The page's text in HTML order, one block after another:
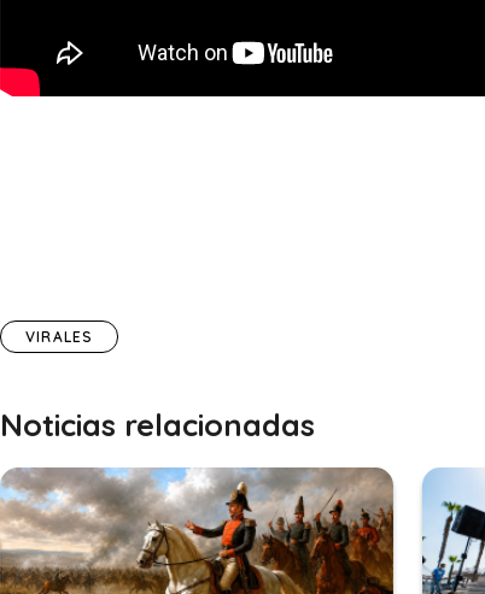
VIRALES
Noticias relacionadas